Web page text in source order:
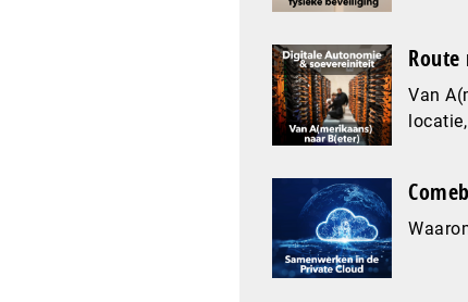
Van